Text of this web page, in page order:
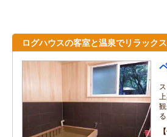
ログハウスの客室と温泉でリラック